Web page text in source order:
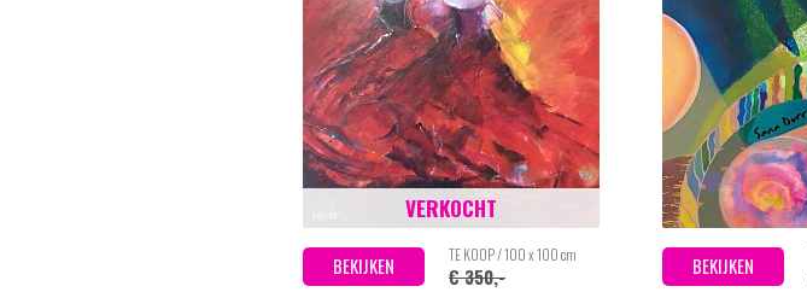
BEKIJKEN TE KOOP / 100 x 100 cm
€ 350,-
VERKOCHT
BEKIJKEN